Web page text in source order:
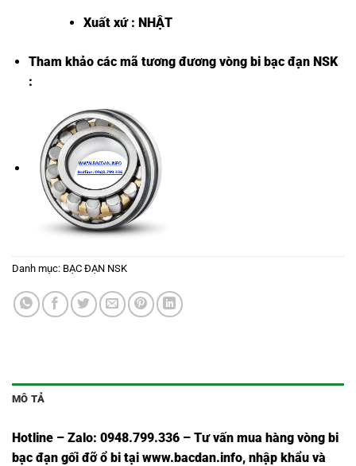
Xuất xứ : NHẬT
Tham khảo các mã tương đương vòng bi bạc đạn NSK
:
Danh mục: BẠC ĐẠN NSK
MÔ TẢ
Hotline – Zalo: 0948.799.336 – Tư vấn mua hàng vòng bi
bạc đạn gối đỡ ổ bi tại www.bacdan.info, nhập khẩu và